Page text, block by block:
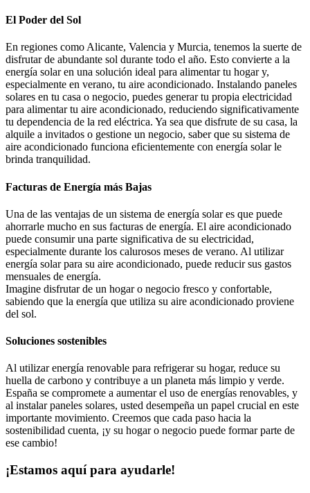
El Poder del Sol
En regiones como Alicante, Valencia y Murcia, tenemos la suerte de
disfrutar de abundante sol durante todo el año. Esto convierte a la
energía solar en una solución ideal para alimentar tu hogar y,
especialmente en verano, tu aire acondicionado. Instalando paneles
solares en tu casa o negocio, puedes generar tu propia electricidad
para alimentar tu aire acondicionado, reduciendo significativamente
tu dependencia de la red eléctrica. Ya sea que disfrute de su casa, la
alquile a invitados o gestione un negocio, saber que su sistema de
aire acondicionado funciona eficientemente con energía solar le
brinda tranquilidad.
Facturas de Energía más Bajas
Una de las ventajas de un sistema de energía solar es que puede
ahorrarle mucho en sus facturas de energía. El aire acondicionado
puede consumir una parte significativa de su electricidad,
especialmente durante los calurosos meses de verano. Al utilizar
energía solar para su aire acondicionado, puede reducir sus gastos
mensuales de energía.
Imagine disfrutar de un hogar o negocio fresco y confortable,
sabiendo que la energía que utiliza su aire acondicionado proviene
del sol.
Soluciones sostenibles
Al utilizar energía renovable para refrigerar su hogar, reduce su
huella de carbono y contribuye a un planeta más limpio y verde.
España se compromete a aumentar el uso de energías renovables, y
al instalar paneles solares, usted desempeña un papel crucial en este
importante movimiento. Creemos que cada paso hacia la
sostenibilidad cuenta, ¡y su hogar o negocio puede formar parte de
ese cambio!
¡Estamos aquí para ayudarle!